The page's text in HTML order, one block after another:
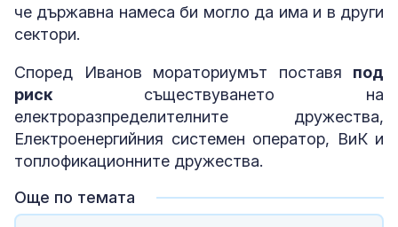
че държавна намеса би могло да има и в други
сектори.
Според Иванов мораториумът поставя под
риск съществуването на
електроразпределителните дружества,
Електроенергийния системен оператор, ВиК и
топлофикационните дружества.
Още по темата